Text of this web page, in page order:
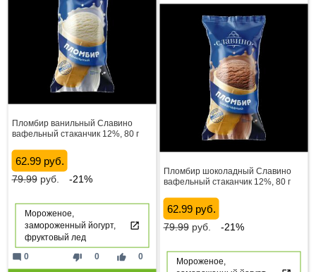
Пломбир ванильный Славино
вафельный стаканчик 12%, 80 г
62.99 руб.
79.99руб. -21%
Мороженое,
замороженный йогурт,
фруктовый лед
thumb_down 0 thumb_up 0
mode_comment 0
Пломбир шоколадный Славино
вафельный стаканчик 12%, 80 г
62.99 руб.
79.99руб. -21%
Мороженое,